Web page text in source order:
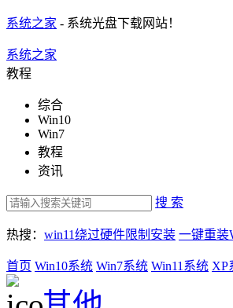
系统之家 - 系统光盘下载网站！
系统之家
教程
综合
Win10
Win7
教程
资讯
搜 索
热搜： win11绕过硬件限制安装 一键重装
首页 Win10系统 Win7系统 Win11系统 XP